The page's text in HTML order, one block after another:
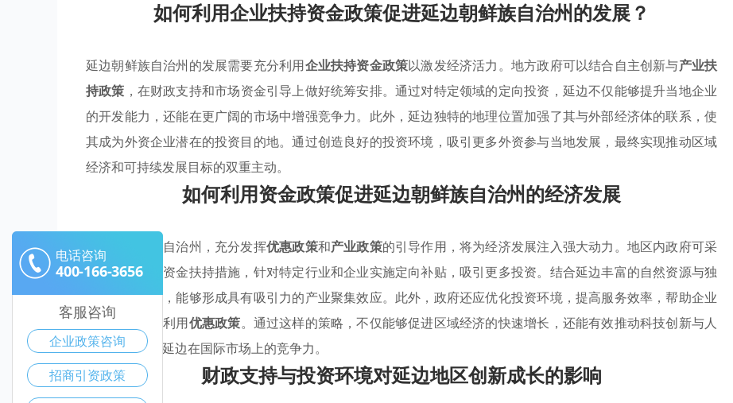
如何利用企业扶持资金政策促进延边朝鲜族自治州的发展？
延边朝鲜族自治州的发展需要充分利用企业扶持资金政策以激发经济活力。地方政府可以结合自主创新与产业扶
持政策 ，在财政支持和市场资金引导上做好统筹安排。通过对特定领域的定向投资，延边不仅能够提升当地企业
的开发能力，还能在更广阔的市场中增强竞争力。此外，延边独特的地理位置加强了其与外部经济体的联系，使
其成为外资企业潜在的投资目的地。通过创造良好的投资环境，吸引更多外资参与当地发展，最终实现推动区域
经济和可持续发展目标的双重主动。
如何利用资金政策促进延边朝鲜族自治州的经济发展
在延边朝鲜族自治州，充分发挥优惠政策和产业政策的引导作用，将为经济发展注入强大动力。地区内政府可采
用灵活多样的资金扶持措施，针对特定行业和企业实施定向补贴，吸引更多投资。结合延边丰富的自然资源与独
特的文化背景，能够形成具有吸引力的产业聚集效应。此外，政府还应优化投资环境，提高服务效率，帮助企业
更好地理解和利用优惠政策。通过这样的策略，不仅能够促进区域经济的快速增长，还能有效推动科技创新与人
才引进，增强延边在国际市场上的竞争力。
财政支持与投资环境对延边地区创新成长的影响
电话咨询
400-166-3656
客服咨询
企业政策咨询
招商引资政策